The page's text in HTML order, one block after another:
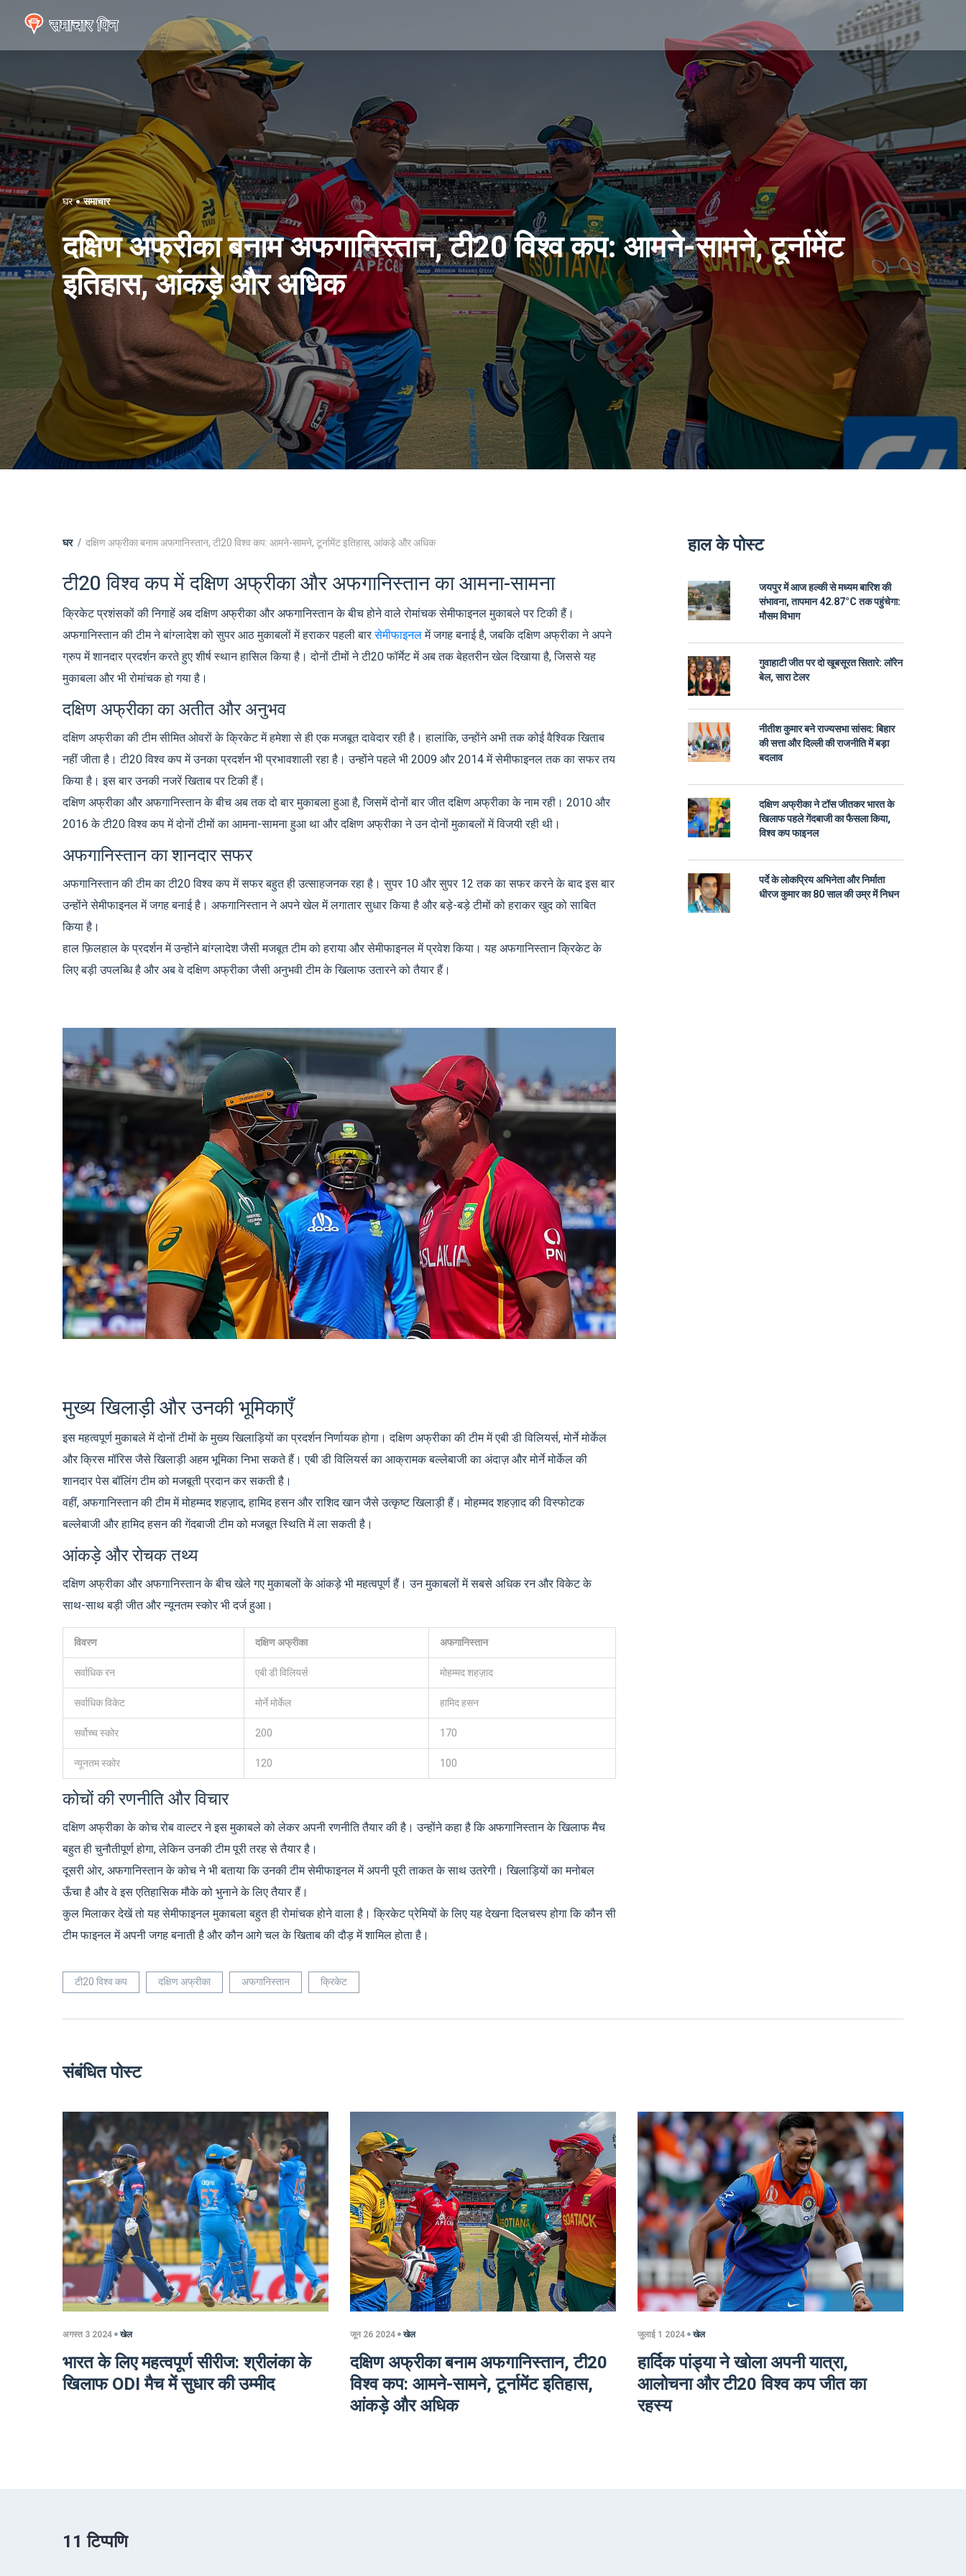
घर समाचार
दक्षिण अफ्रीका बनाम अफगानिस्तान, टी20 विश्व कप: आमने-सामने, टूर्नामेंट
इतिहास, आंकड़े और अधिक
घर दक्षिण अफ्रीका बनाम अफगानिस्तान, टी20 विश्व कप: आमने-सामने, टूर्नामेंट इतिहास, आंकड़े और अधिक
टी20 विश्व कप में दक्षिण अफ्रीका और अफगानिस्तान का आमना-सामना
क्रिकेट प्रशंसकों की निगाहें अब दक्षिण अफ्रीका और अफगानिस्तान के बीच होने वाले रोमांचक सेमीफाइनल मुकाबले पर टिकी हैं।
अफगानिस्तान की टीम ने बांग्लादेश को सुपर आठ मुकाबलों में हराकर पहली बारसेमीफाइनलमें जगह बनाई है, जबकि दक्षिण अफ्रीका ने अपने
ग्रुप में शानदार प्रदर्शन करते हुए शीर्ष स्थान हासिल किया है। दोनों टीमों ने टी20 फॉर्मेट में अब तक बेहतरीन खेल दिखाया है, जिससे यह
मुकाबला और भी रोमांचक हो गया है।
दक्षिण अफ्रीका का अतीत और अनुभव
दक्षिण अफ्रीका की टीम सीमित ओवरों के क्रिकेट में हमेशा से ही एक मजबूत दावेदार रही है। हालांकि, उन्होंने अभी तक कोई वैश्विक खिताब
नहीं जीता है। टी20 विश्व कप में उनका प्रदर्शन भी प्रभावशाली रहा है। उन्होंने पहले भी 2009 और 2014 में सेमीफाइनल तक का सफर तय
किया है। इस बार उनकी नजरें खिताब पर टिकी हैं।
दक्षिण अफ्रीका और अफगानिस्तान के बीच अब तक दो बार मुकाबला हुआ है, जिसमें दोनों बार जीत दक्षिण अफ्रीका के नाम रही। 2010 और
2016 के टी20 विश्व कप में दोनों टीमों का आमना-सामना हुआ था और दक्षिण अफ्रीका ने उन दोनों मुकाबलों में विजयी रही थी।
अफगानिस्तान का शानदार सफर
अफगानिस्तान की टीम का टी20 विश्व कप में सफर बहुत ही उत्साहजनक रहा है। सुपर 10 और सुपर 12 तक का सफर करने के बाद इस बार
उन्होंने सेमीफाइनल में जगह बनाई है। अफगानिस्तान ने अपने खेल में लगातार सुधार किया है और बड़े-बड़े टीमों को हराकर खुद को साबित
किया है।
हाल फ़िलहाल के प्रदर्शन में उन्होंने बांग्लादेश जैसी मजबूत टीम को हराया और सेमीफाइनल में प्रवेश किया। यह अफगानिस्तान क्रिकेट के
लिए बड़ी उपलब्धि है और अब वे दक्षिण अफ्रीका जैसी अनुभवी टीम के खिलाफ उतारने को तैयार हैं।
मुख्य खिलाड़ी और उनकी भूमिकाएँ
इस महत्वपूर्ण मुकाबले में दोनों टीमों के मुख्य खिलाड़ियों का प्रदर्शन निर्णायक होगा। दक्षिण अफ्रीका की टीम में एबी डी विलियर्स, मोर्ने मोर्केल
और क्रिस मॉरिस जैसे खिलाड़ी अहम भूमिका निभा सकते हैं। एबी डी विलियर्स का आक्रामक बल्लेबाजी का अंदाज़ और मोर्ने मोर्केल की
शानदार पेस बॉलिंग टीम को मजबूती प्रदान कर सकती है।
वहीं, अफगानिस्तान की टीम में मोहम्मद शहज़ाद, हामिद हसन और राशिद खान जैसे उत्कृष्ट खिलाड़ी हैं। मोहम्मद शहज़ाद की विस्फोटक
बल्लेबाजी और हामिद हसन की गेंदबाजी टीम को मजबूत स्थिति में ला सकती है।
आंकड़े और रोचक तथ्य
दक्षिण अफ्रीका और अफगानिस्तान के बीच खेले गए मुकाबलों के आंकड़े भी महत्वपूर्ण हैं। उन मुकाबलों में सबसे अधिक रन और विकेट के
साथ-साथ बड़ी जीत और न्यूनतम स्कोर भी दर्ज हुआ।
विवरण दक्षिण अफ्रीका
अफगानिस्तान
सर्वाधिक रन
एबी डी विलियर्स
मोहम्मद शहज़ाद
सर्वाधिक विकेट
मोर्ने मोर्केल
हामिद हसन
सर्वोच्च स्कोर
200
170
न्यूनतम स्कोर
120 100
कोचों की रणनीति और विचार
दक्षिण अफ्रीका के कोच रोब वाल्टर ने इस मुकाबले को लेकर अपनी रणनीति तैयार की है। उन्होंने कहा है कि अफगानिस्तान के खिलाफ मैच
बहुत ही चुनौतीपूर्ण होगा, लेकिन उनकी टीम पूरी तरह से तैयार है।
दूसरी ओर, अफगानिस्तान के कोच ने भी बताया कि उनकी टीम सेमीफाइनल में अपनी पूरी ताकत के साथ उतरेगी। खिलाड़ियों का मनोबल
ऊँचा है और वे इस एतिहासिक मौके को भुनाने के लिए तैयार हैं।
कुल मिलाकर देखें तो यह सेमीफाइनल मुकाबला बहुत ही रोमांचक होने वाला है। क्रिकेट प्रेमियों के लिए यह देखना दिलचस्प होगा कि कौन सी
टीम फाइनल में अपनी जगह बनाती है और कौन आगे चल के खिताब की दौड़ में शामिल होता है।
टी20 विश्व कप दक्षिण अफ्रीका अफगानिस्तान क्रिकेट
हाल के पोस्ट
जयपुर में आज हल्की से मध्यम बारिश की
संभावना, तापमान 42.87°C तक पहुंचेगा:
मौसम विभाग
गुवाहाटी जीत पर दो खूबसूरत सितारे: लॉरेन
बेल, सारा टेलर
नीतीश कुमार बने राज्यसभा सांसद: बिहार
की सत्ता और दिल्ली की राजनीति में बड़ा
बदलाव
दक्षिण अफ्रीका ने टॉस जीतकर भारत के
खिलाफ पहले गेंदबाजी का फैसला किया,
विश्व कप फाइनल
पर्दे के लोकप्रिय अभिनेता और निर्माता
धीरज कुमार का 80 साल की उम्र में निधन
संबंधित पोस्ट
अगस्त 3 2024 खेल
भारत के लिए महत्वपूर्ण सीरीज: श्रीलंका के
खिलाफ ODI मैच में सुधार की उम्मीद
जून 26 2024 खेल
दक्षिण अफ्रीका बनाम अफगानिस्तान, टी20
विश्व कप: आमने-सामने, टूर्नामेंट इतिहास,
आंकड़े और अधिक
जुलाई 1 2024 खेल
हार्दिक पांड्या ने खोला अपनी यात्रा,
आलोचना और टी20 विश्व कप जीत का
रहस्य
11 टिप्पणि